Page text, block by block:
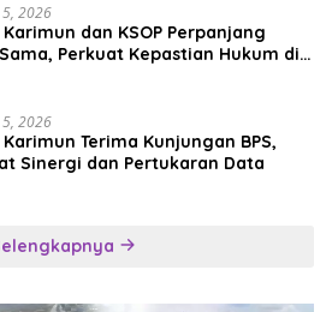
5, 2026
dan KSOP Perpanjang
Perkuat Kepastian Hukum di
5, 2026
Terima Kunjungan BPS,
Sinergi dan Pertukaran Data